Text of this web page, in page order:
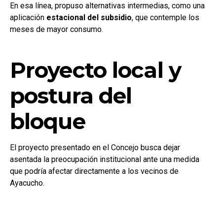
En esa línea, propuso alternativas intermedias, como una
aplicación estacional del subsidio, que contemple los
meses de mayor consumo.
Proyecto local y
postura del
bloque
El proyecto presentado en el Concejo busca dejar
asentada la preocupación institucional ante una medida
que podría afectar directamente a los vecinos de
Ayacucho.